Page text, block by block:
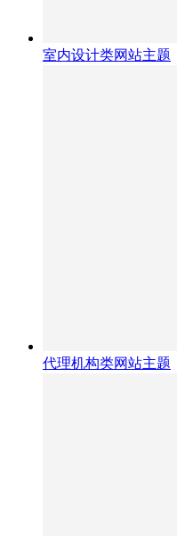
室内设计类网站主题
代理机构类网站主题